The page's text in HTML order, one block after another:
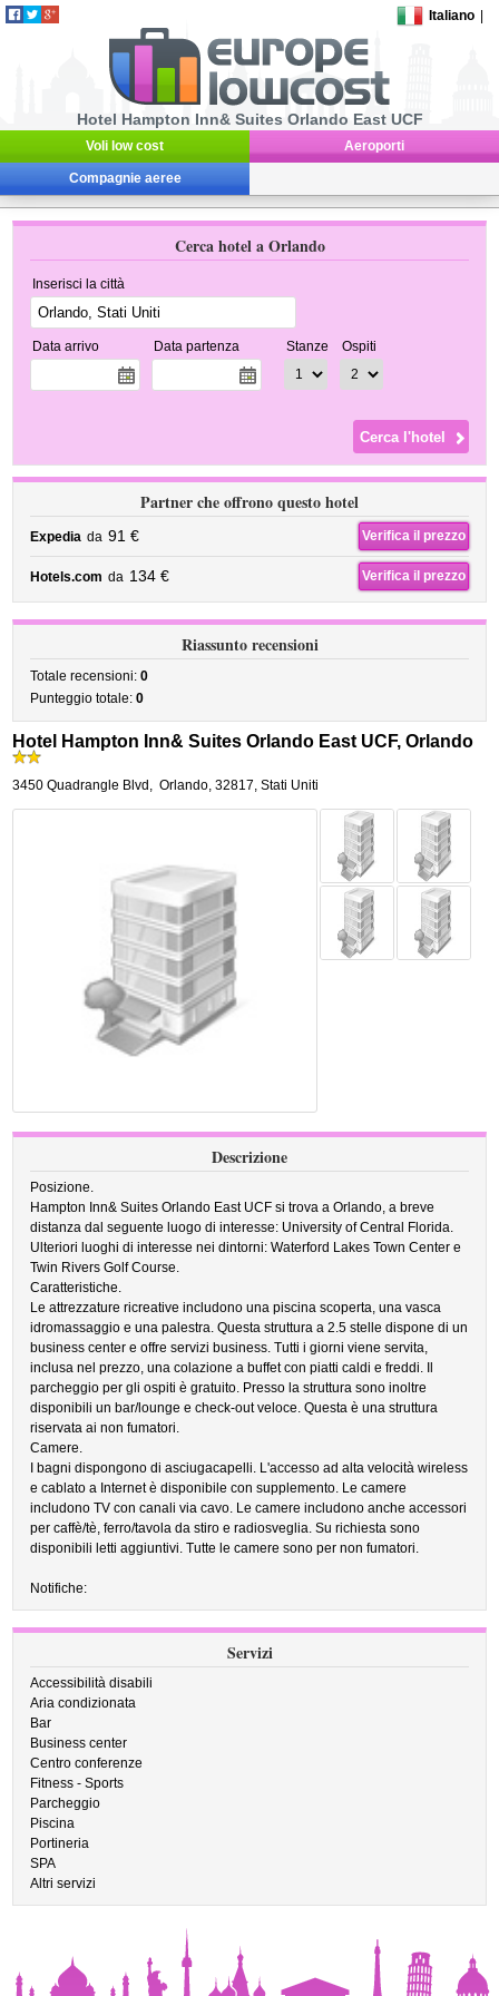
Italiano
Hotel Hampton Inn& Suites Orlando East UCF
Voli low cost Aeroporti
Compagnie aeree
Cerca hotel a Orlando
Inserisci la città
Data arrivo Data partenza Stanze Ospiti
Partner che offrono questo hotel
Expedia da 91 € Verifica il prezzo
Hotels.com da 134 € Verifica il prezzo
Riassunto recensioni
Totale recensioni:0
Punteggio totale:0
Hotel Hampton Inn& Suites Orlando East UCF, Orlando
3450 Quadrangle Blvd , Orlando,32817, Stati Uniti
Descrizione
Posizione.
Hampton Inn& Suites Orlando East UCF si trova a Orlando, a breve
distanza dal seguente luogo di interesse: University of Central Florida.
Ulteriori luoghi di interesse nei dintorni: Waterford Lakes Town Center e
Twin Rivers Golf Course.
Caratteristiche.
Le attrezzature ricreative includono una piscina scoperta, una vasca
idromassaggio e una palestra. Questa struttura a 2.5 stelle dispone di un
business center e offre servizi business. Tutti i giorni viene servita,
inclusa nel prezzo, una colazione a buffet con piatti caldi e freddi. Il
parcheggio per gli ospiti è gratuito. Presso la struttura sono inoltre
disponibili un bar/lounge e check-out veloce. Questa è una struttura
riservata ai non fumatori.
Camere.
I bagni dispongono di asciugacapelli. L'accesso ad alta velocità wireless
e cablato a Internet è disponibile con supplemento. Le camere
includono TV con canali via cavo. Le camere includono anche accessori
per caffè/tè, ferro/tavola da stiro e radiosveglia. Su richiesta sono
disponibili letti aggiuntivi. Tutte le camere sono per non fumatori.
Notifiche:
Servizi
Accessibilità disabili
Aria condizionata
Bar
Business center
Centro conferenze
Fitness - Sports
Parcheggio
Piscina
Portineria
SPA
Altri servizi